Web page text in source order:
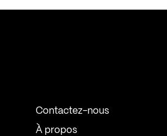
Contactez-nous
À propos